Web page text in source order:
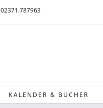
02371.787963
KALENDER & BÜCHER